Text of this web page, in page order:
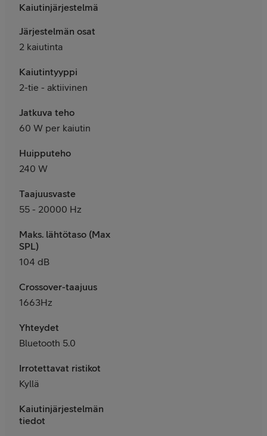
Kaiutinjärjestelmä
Järjestelmän osat
2 kaiutinta
Kaiutintyyppi
2-tie - aktiivinen
Jatkuva teho
60 W per kaiutin
Huipputeho
240 W
Taajuusvaste
55 - 20000 Hz
Maks. lähtötaso (Max
SPL)
104 dB
Crossover-taajuus
1663Hz
Yhteydet
Bluetooth 5.0
Irrotettavat ristikot
Kyllä
Kaiutinjärjestelmän
tiedot